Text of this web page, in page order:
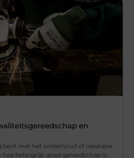
en
bent met het onderhoud of reparatie
belangrijk goed gereedschap is.